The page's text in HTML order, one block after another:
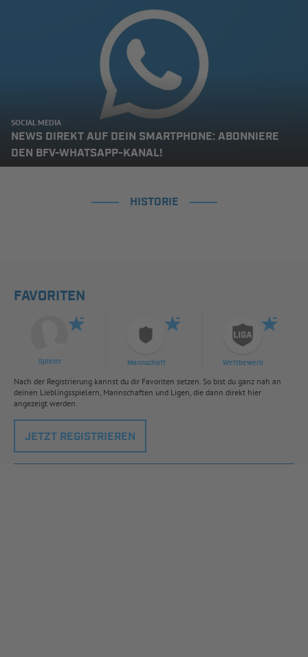
SOCIAL MEDIA
NEWS DIREKT AUF DEIN SMARTPHONE: ABONNIERE
DEN BFV-WHATSAPP-KANAL!
HISTORIE
FAVORITEN
Spieler Mannschaft Wettbewerb
Nach der Registrierung kannst du dir Favoriten setzen. So bist du ganz nah an
deinen Lieblingsspielern, Mannschaften und Ligen, die dann direkt hier
angezeigt werden.
JETZT REGISTRIEREN